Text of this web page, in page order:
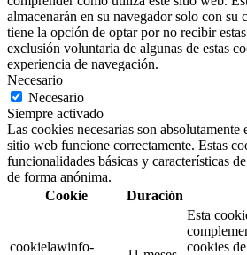
almacenarán en su navegador solo con su
tiene la opción de optar por no recibir
exclusión voluntaria de algunas de estas
experiencia de navegación.
Necesario
Necesario
Siempre activado
Las cookies necesarias son absolutamente
sitio web funcione correctamente. Estas
funcionalidades básicas y características
de forma anónima.
Cookie
Duración
cookielawinfo-
Esta
cookies